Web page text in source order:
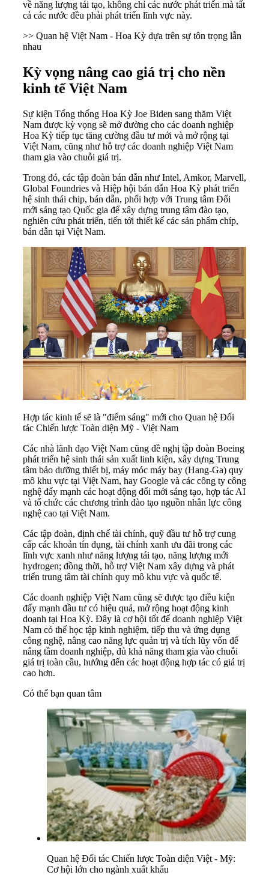
về năng lượng tái tạo, không chỉ các nước phát triển mà tất
cả các nước đều phải phát triển lĩnh vực này.
>> Quan hệ Việt Nam - Hoa Kỳ dựa trên sự tôn trọng lẫn
nhau
Kỳ vọng nâng cao giá trị cho nền
kinh tế Việt Nam
Sự kiện Tổng thống Hoa Kỳ Joe Biden sang thăm Việt
Nam được kỳ vọng sẽ mở đường cho các doanh nghiệp
Hoa Kỳ tiếp tục tăng cường đầu tư mới và mở rộng tại
Việt Nam, cũng như hỗ trợ các doanh nghiệp Việt Nam
tham gia vào chuỗi giá trị.
Trong đó, các tập đoàn bán dẫn như Intel, Amkor, Marvell,
Global Foundries và Hiệp hội bán dẫn Hoa Kỳ phát triển
hệ sinh thái chip, bán dẫn, phối hợp với Trung tâm Đổi
mới sáng tạo Quốc gia để xây dựng trung tâm đào tạo,
nghiên cứu phát triển, tiến tới thiết kế các sản phẩm chíp,
bán dẫn tại Việt Nam.
Hợp tác kinh tế sẽ là "điểm sáng" mới cho Quan hệ Đối
tác Chiến lược Toàn diện Mỹ - Việt Nam
Các nhà lãnh đạo Việt Nam cũng đề nghị tập đoàn Boeing
phát triển hệ sinh thái sản xuất linh kiện, xây dựng Trung
tâm bảo dưỡng thiết bị, máy móc máy bay (Hang-Ga) quy
mô khu vực tại Việt Nam, hay Google và các công ty công
nghệ đẩy mạnh các hoạt động đổi mới sáng tạo, hợp tác AI
và tổ chức các chương trình đào tạo nguồn nhân lực công
nghệ cao tại Việt Nam.
Các tập đoàn, định chế tài chính, quỹ đầu tư hỗ trợ cung
cấp các khoản tín dụng, tài chính xanh ưu đãi trong các
lĩnh vực xanh như năng lượng tái tạo, năng lượng mới
hydrogen; đồng thời, hỗ trợ Việt Nam xây dựng và phát
triển trung tâm tài chính quy mô khu vực và quốc tế.
Các doanh nghiệp Việt Nam cũng sẽ được tạo điều kiện
đẩy mạnh đầu tư có hiệu quả, mở rộng hoạt động kinh
doanh tại Hoa Kỳ. Đây là cơ hội tốt để doanh nghiệp Việt
Nam có thể học tập kinh nghiệm, tiếp thu và ứng dụng
công nghệ, nâng cao năng lực quản trị và tích lũy vốn để
nâng tầm doanh nghiệp, đủ khả năng tham gia vào chuỗi
giá trị toàn cầu, hướng đến các hoạt động hợp tác có giá trị
cao hơn.
Có thể bạn quan tâm
Quan hệ Đối tác Chiến lược Toàn diện Việt - Mỹ:
Cơ hội lớn cho ngành xuất khẩu